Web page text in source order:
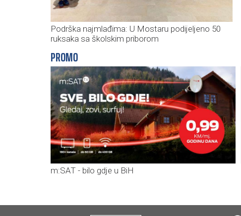
Podrška najmlađima: U Mostaru podijeljeno 50
ruksaka sa školskim priborom
PROMO
m:SAT - bilo gdje u BiH